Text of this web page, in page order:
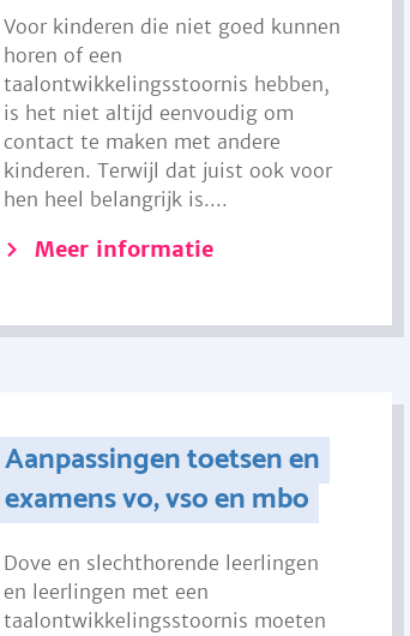
Voor kinderen die niet goed kunnen
horen of een
taalontwikkelingsstoornis hebben,
is het niet altijd eenvoudig om
contact te maken met andere
kinderen. Terwijl dat juist ook voor
hen heel belangrijk is....
Meer informatie
Aanpassingen toetsen en
examens vo, vso en mbo
Dove en slechthorende leerlingen
en leerlingen met een
taalontwikkelingsstoornis moeten